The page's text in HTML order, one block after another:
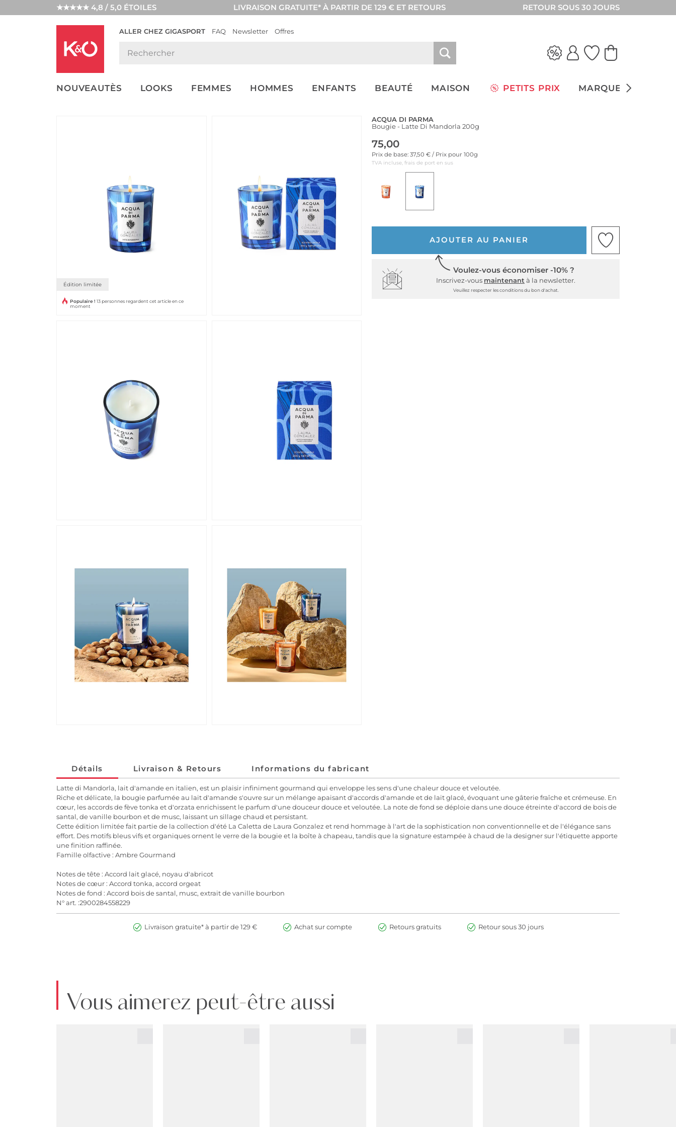
★★★★★ 4,8 / 5,0 ÉTOILES LIVRAISON GRATUITE* À PARTIR DE 129 € ET RETOURS RETOUR SOUS 30 JOURS
ALLER CHEZ GIGASPORT FAQ Newsletter Offres
NOUVEAUTÈS LOOKS FEMMES HOMMES ENFANTS BEAUTÉ MAISON PETITS PRIX MARQUES
LOOKS
WEDDING
Édition limitée
Populaire ! 13 personnes regardent cet article en ce
moment
ACQUA DI PARMA
Bougie - Latte Di Mandorla 200g
75,00
Prix de base: 37,50 € / Prix pour 100g
TVA incluse, frais de port en sus
AJOUTER AU PANIER
Voulez-vous économiser -10% ?
Inscrivez-vous maintenant à la newsletter.
Veuillez respecter les conditions du bon d'achat.
Détails Livraison & Retours Informations du fabricant
Latte di Mandorla, lait d'amande en italien, est un plaisir infiniment gourmand qui enveloppe les sens d'une chaleur douce et veloutée.
Riche et délicate, la bougie parfumée au lait d'amande s'ouvre sur un mélange apaisant d'accords d'amande et de lait glacé, évoquant une gâterie fraîche et crémeuse. En
cœur, les accords de fève tonka et d'orzata enrichissent le parfum d'une douceur douce et veloutée. La note de fond se déploie dans une douce étreinte d'accord de bois de
santal, de vanille bourbon et de musc, laissant un sillage chaud et persistant.
Cette édition limitée fait partie de la collection d'été La Caletta de Laura Gonzalez et rend hommage à l'art de la sophistication non conventionnelle et de l'élégance sans
effort. Des motifs bleus vifs et organiques ornent le verre de la bougie et la boîte à chapeau, tandis que la signature estampée à chaud de la designer sur l'étiquette apporte
une finition raffinée.
Famille olfactive : Ambre Gourmand
Notes de tête : Accord lait glacé, noyau d'abricot
Notes de cœur : Accord tonka, accord orgeat
Notes de fond : Accord bois de santal, musc, extrait de vanille bourbon
N° art. :2900284558229
Livraison gratuite* à partir de 129 € Achat sur compte Retours gratuits Retour sous 30 jours
Vous aimerez peut-être aussi